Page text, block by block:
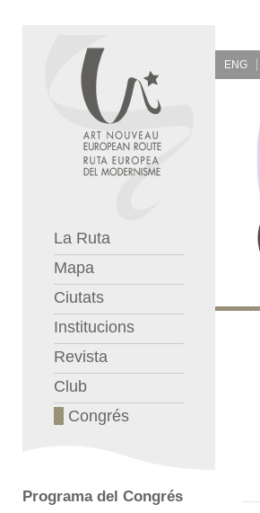
La Ruta
Mapa
Ciutats
Institucions
Revista
Club
Congrés
Programa del Congrés
ENG